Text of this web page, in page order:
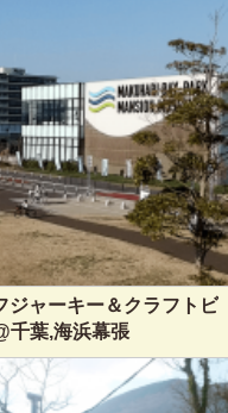
ジャーキー＆クラフトビ
千葉,海浜幕張